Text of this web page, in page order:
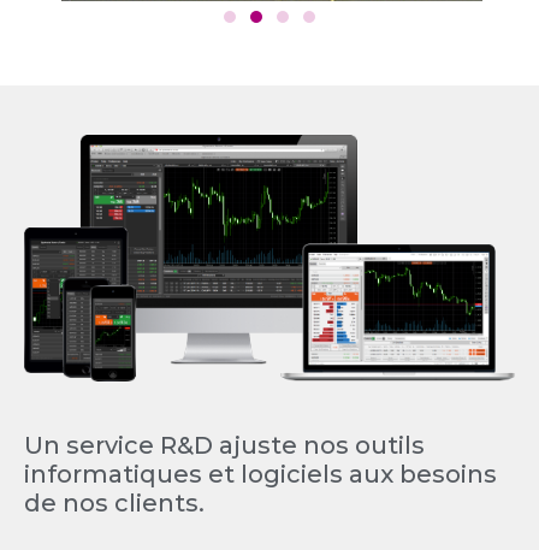
Un service R&D ajuste nos outils
informatiques et logiciels aux besoins
de nos clients.